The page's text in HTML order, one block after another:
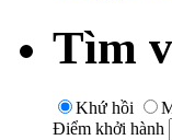
Tìm
Khứ hồi
Điểm khởi hành